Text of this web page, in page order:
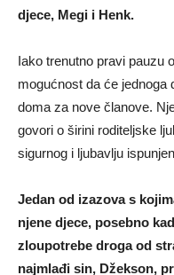
djece, Megi i Henk.
Iako trenutno pravi pauzu
mogućnost da će jednoga
doma za nove članove.
govori o širini roditeljske
sigurnog i ljubavlju
Jedan od izazova s
njene djece, posebno
zloupotrebe droga od
najmlađi sin, Džekson,